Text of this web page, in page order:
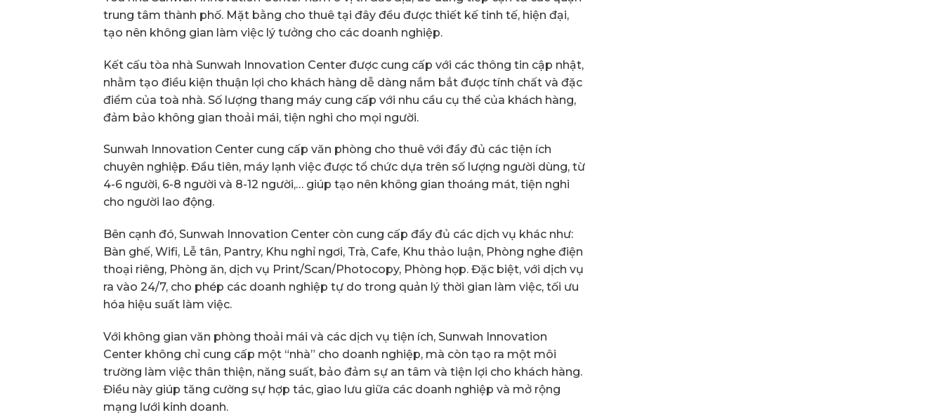
trung tâm thành phố. Mặt bằng cho thuê tại đây đều được thiết kế tinh tế, hiện đại,
tạo nên không gian làm việc lý tưởng cho các doanh nghiệp.
Kết cấu tòa nhà Sunwah Innovation Center được cung cấp với các thông tin cập nhật,
nhằm tạo điều kiện thuận lợi cho khách hàng dễ dàng nắm bắt được tính chất và đặc
điểm của toà nhà. Số lượng thang máy cung cấp với nhu cầu cụ thể của khách hàng,
đảm bảo không gian thoải mái, tiện nghi cho mọi người.
Sunwah Innovation Center cung cấp văn phòng cho thuê với đầy đủ các tiện ích
chuyên nghiệp. Đầu tiên, máy lạnh việc được tổ chức dựa trên số lượng người dùng, từ
4-6 người, 6-8 người và 8-12 người,… giúp tạo nên không gian thoáng mát, tiện nghi
cho người lao động.
Bên cạnh đó, Sunwah Innovation Center còn cung cấp đầy đủ các dịch vụ khác như:
Bàn ghế, Wifi, Lễ tân, Pantry, Khu nghỉ ngơi, Trà, Cafe, Khu thảo luận, Phòng nghe điện
thoại riêng, Phòng ăn, dịch vụ Print/Scan/Photocopy, Phòng họp. Đặc biệt, với dịch vụ
ra vào 24/7, cho phép các doanh nghiệp tự do trong quản lý thời gian làm việc, tối ưu
hóa hiệu suất làm việc.
Với không gian văn phòng thoải mái và các dịch vụ tiện ích, Sunwah Innovation
Center không chỉ cung cấp một “nhà” cho doanh nghiệp, mà còn tạo ra một môi
trường làm việc thân thiện, năng suất, bảo đảm sự an tâm và tiện lợi cho khách hàng.
Điều này giúp tăng cường sự hợp tác, giao lưu giữa các doanh nghiệp và mở rộng
mạng lưới kinh doanh.